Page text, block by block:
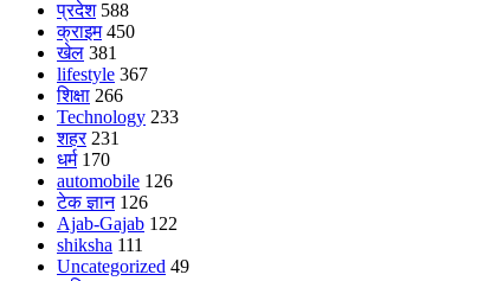
प्रदेश 588
क्राइम 450
खेल 381
lifestyle 367
शिक्षा 266
Technology 233
शहर 231
धर्म 170
automobile 126
टेक ज्ञान 126
Ajab-Gajab 122
shiksha 111
Uncategorized 49